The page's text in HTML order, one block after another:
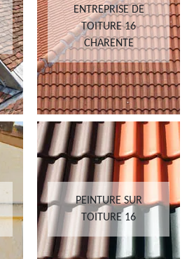
ENTREPRISE DE
TOITURE 16
CHARENTE
PEINTURE SUR
TOITURE 16